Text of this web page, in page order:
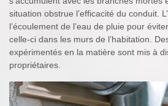
situation obstrue l’efficacité du conduit.
l’écoulement de l’eau de pluie pour
celle-ci dans les murs de l’habitation.
expérimentés en la matière sont mis à
propriétaires.